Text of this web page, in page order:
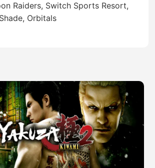
Raiders, Switch Sports Resort,
Orbitals